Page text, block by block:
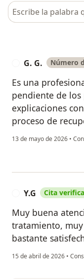
Busca en opiniones
G. G. Número
Es una
pendiente de los
explicaciones
proceso de
13 de mayo de 2026 •
Y.G Cita
Muy buena
tratamiento,
bastante
15 de abril de 2026 •